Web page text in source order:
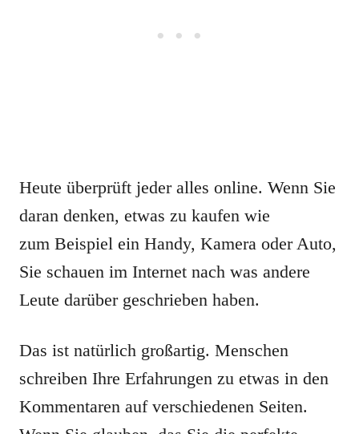
Heute überprüft jeder alles online. Wenn Sie
daran denken, etwas zu kaufen wie
zum Beispiel ein Handy, Kamera oder Auto,
Sie schauen im Internet nach was andere
Leute darüber geschrieben haben.
Das ist natürlich großartig. Menschen
schreiben Ihre Erfahrungen zu etwas in den
Kommentaren auf verschiedenen Seiten.